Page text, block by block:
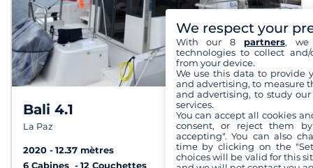
Bali 4.1
La Paz
2020
12.37 mètres
6 Cabines
12 Couchettes
We respect your
With our 8 partners, we
technologies to collect
from your device.
We use this data to provide
and advertising, to measure
and advertising, to study
services.
You can accept all cookies
consent, or reject them
accepting". You can also
time by clicking on the
choices will be valid for this